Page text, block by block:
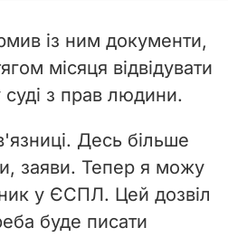
із ним документи,
місяця відвідувати
з прав людини.
Десь більше
заяви. Тепер я можу
у ЄСПЛ. Цей дозвіл
буде писати